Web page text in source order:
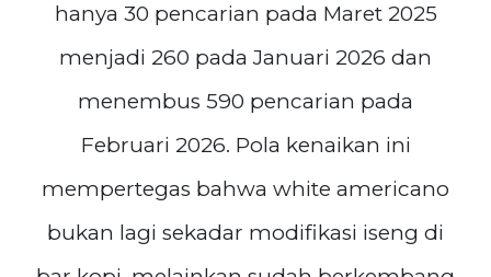
hanya 30 pencarian pada Maret 2025
menjadi 260 pada Januari 2026 dan
menembus 590 pencarian pada
Februari 2026. Pola kenaikan ini
mempertegas bahwa white americano
bukan lagi sekadar modifikasi iseng di